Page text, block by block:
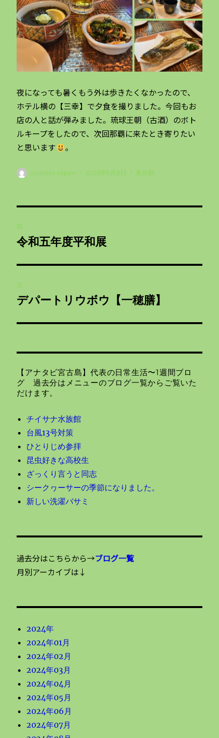
夜になっても暑くもう外は歩きたくなかったので、
ホテル横の【三幸】で夕食を撮りました。今回もお
店の人と話が弾みました。琉球王朝（古酒）のボト
ルキープをしたので、次回那覇に来たとき寄りたい
と思います
。
投
anatabi-japan
投
2023年6月8日
カ
未分類
稿
ビ
ゲ
ー
ン
前
前
投
稿:
令和五年度平和展
次
次
投
デパートリウボウ【一穂膳】
【アナタビ宮古島】代表の日常生活〜1週間ブロ
グ 過去分はメニューのブログ一覧からご覧いた
だけます。
チイサナ水族館
台風13号対策
ひとりじめ参拝
昆虫好きな高校生
ざっくり言うと同志
シークヮーサーの季節になりました。
新しい洗濯バサミ
過去分はこちらから→ブログ一覧
月別アーカイブは↓
2024年
2024年01月
2024年02月
2024年03月
2024年04月
2024年05月
2024年06月
2024年07月